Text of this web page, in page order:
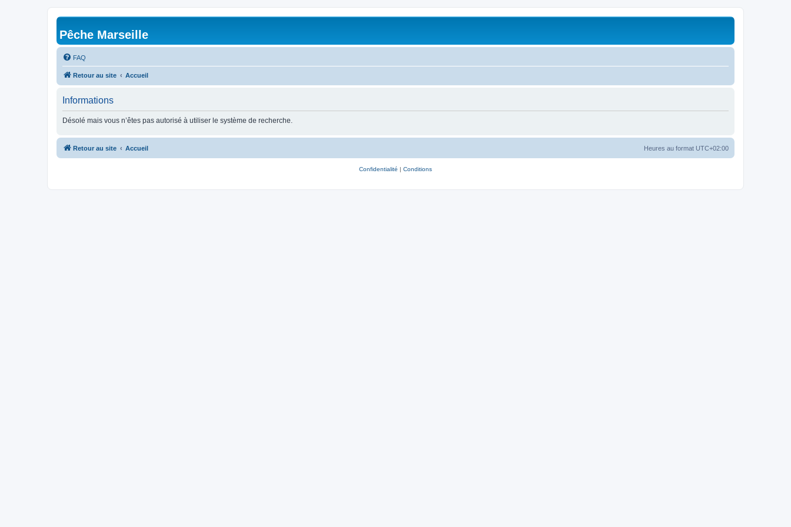
Pêche Marseille
FAQ
Retour au site Accueil
Informations
Désolé mais vous n’êtes pas autorisé à utiliser le système de recherche.
Retour au site Accueil Heures au format UTC+02:00
Confidentialité | Conditions